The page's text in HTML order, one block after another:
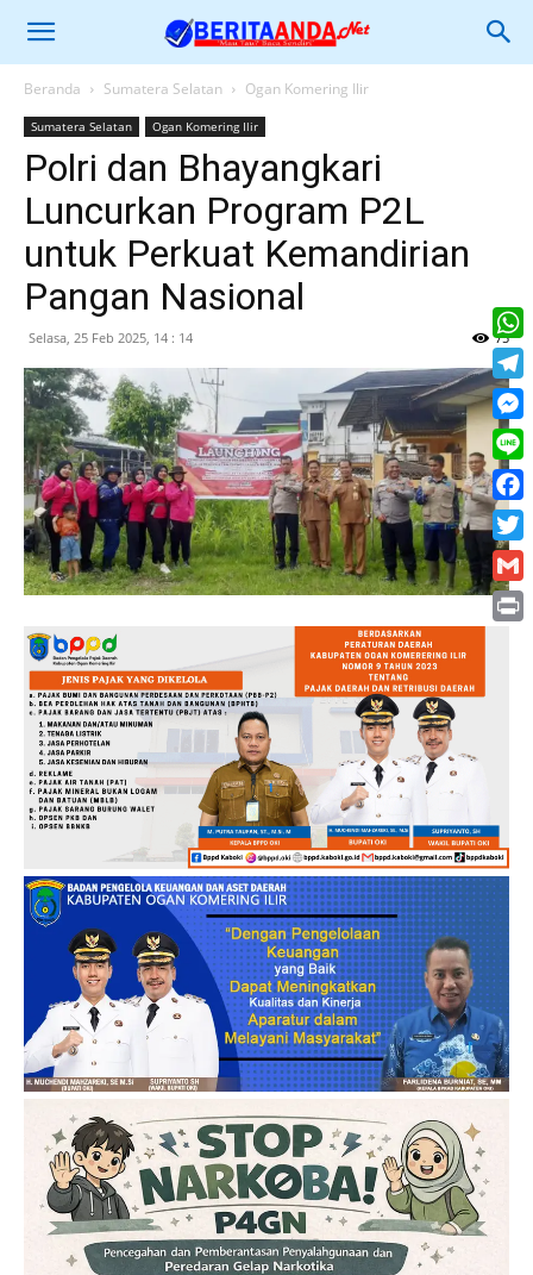
Beranda Sumatera Selatan Ogan Komering Ilir
Sumatera Selatan Ogan Komering Ilir
Polri dan Bhayangkari
Luncurkan Program P2L
untuk Perkuat Kemandirian
Pangan Nasional
Selasa, 25 Feb 2025, 14 : 14 75
Line